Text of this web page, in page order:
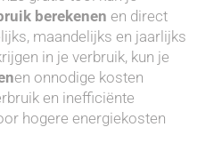
berekenen en direct
maandelijks en jaarlijks
in je verbruik, kun je
en onnodige kosten
en inefficiënte
hogere energiekosten